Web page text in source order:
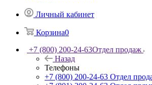
Личный кабинет
Корзина0
+7 (800) 200-24-63Отдел продаж
Назад
Телефоны
+7 (800) 200-24-63 Отдел